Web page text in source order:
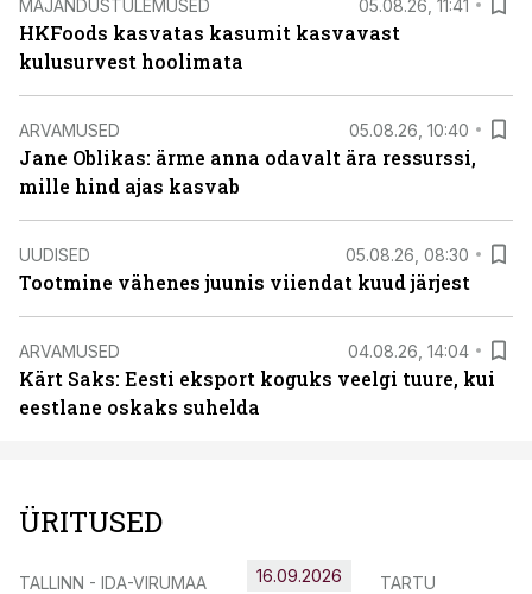
MAJANDUSTULEMUSED 05.08.26, 11:41
HKFoods kasvatas kasumit kasvavast
kulusurvest hoolimata
ARVAMUSED 05.08.26, 10:40
Jane Oblikas: ärme anna odavalt ära ressurssi,
mille hind ajas kasvab
UUDISED 05.08.26, 08:30
Tootmine vähenes juunis viiendat kuud järjest
ARVAMUSED 04.08.26, 14:04
Kärt Saks: Eesti eksport koguks veelgi tuure, kui
eestlane oskaks suhelda
ÜRITUSED
TALLINN - IDA-VIRUMAA 16.09.2026 TARTU